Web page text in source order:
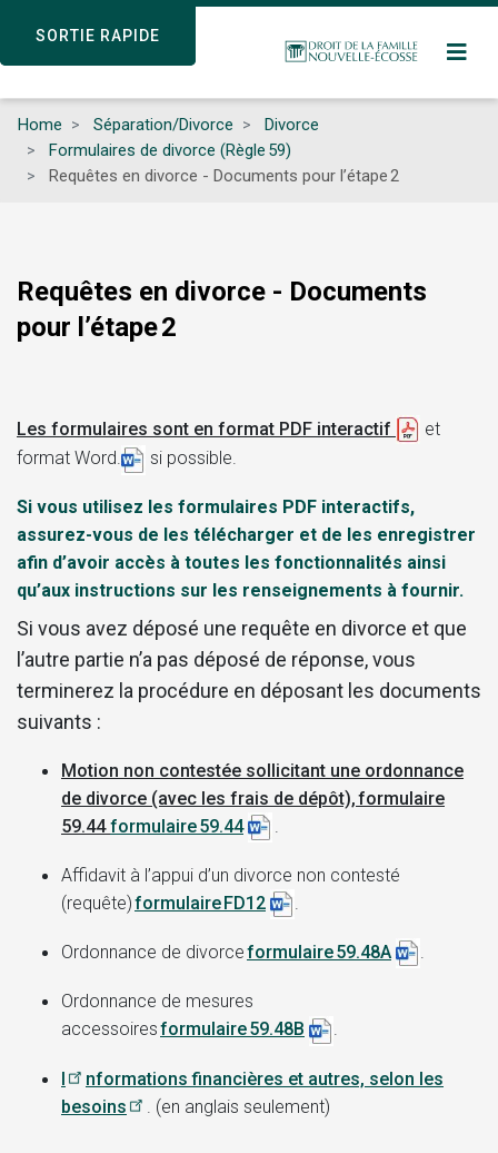
SORTIE RAPIDE
content
SORTIE RAPIDE
Home Séparation/Divorce
Divorce
Formulaires de divorce (Règle 59)
Requêtes en divorce - Documents pour l’étape 2
Requêtes en divorce - Documents
pour l’étape 2
Les formulaires sont en format PDF interactif
et
format Word.
si possible.
Si vous utilisez les formulaires PDF interactifs,
assurez-vous de les télécharger et de les enregistrer
afin d’avoir accès à toutes les fonctionnalités ainsi
qu’aux instructions sur les renseignements à fournir.
Si vous avez déposé une requête en divorce et que
l’autre partie n’a pas déposé de réponse, vous
terminerez la procédure en déposant les documents
suivants :
Motion non contestée sollicitant une ordonnance
de divorce (avec les frais de dépôt), formulaire
59.44formulaire 59.44
Affidavit à l’appui d’un divorce non contesté
(requête)formulaire FD12 .
Ordonnance de divorceformulaire 59.48A .
Ordonnance de mesures
accessoiresformulaire 59.48B .
I
nformations financières et autres, selon les
besoins
. (en anglais seulement)